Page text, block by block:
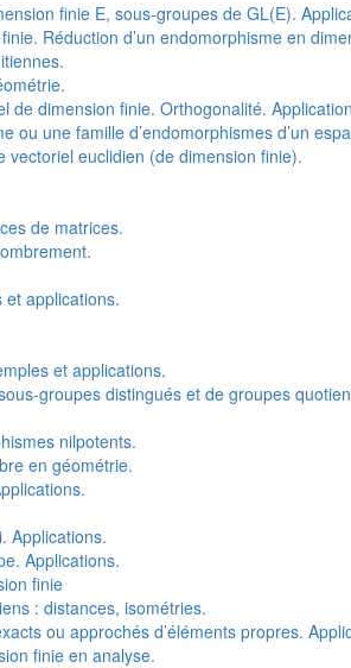
finie E, sous-groupes de GL(E).
Réduction d’un endomorphisme en
de dimension finie. Orthogonalité.
ou une famille d’endomorphismes d’un
vectoriel euclidien (de dimension finie).
de matrices.
applications.
et applications.
groupes distingués et de groupes
nilpotents.
en géométrie.
Applications.
Applications.
finie
: distances, isométries.
ou approchés d’éléments propres.
finie en analyse.